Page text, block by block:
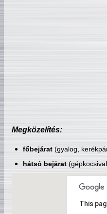
Megközelítés:
főbejárat(gyalog,
hátsó bejárat
This